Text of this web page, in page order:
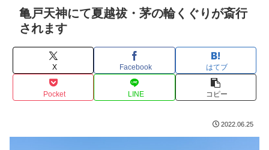
亀戸天神にて夏越祓・茅の輪くぐりが斎行
されます
X Facebook はてブ
Pocket LINE コピー
2022.06.25